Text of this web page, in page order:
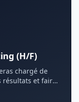
(H/F)
chargé de
résultats et faire